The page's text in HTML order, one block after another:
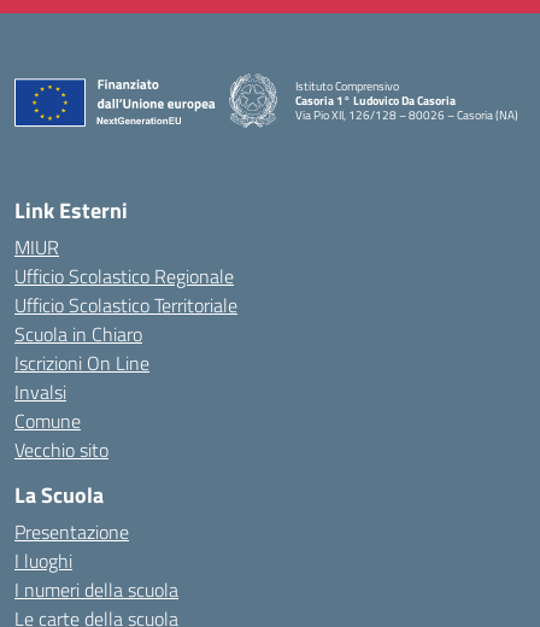
Istituto Comprensivo
Casoria 1° Ludovico Da Casoria
Via Pio XII, 126/128 – 80026 – Casoria (NA)
Link Esterni
MIUR
Ufficio Scolastico Regionale
Ufficio Scolastico Territoriale
Scuola in Chiaro
Iscrizioni On Line
Invalsi
Comune
Vecchio sito
La Scuola
Presentazione
I luoghi
I numeri della scuola
Le carte della scuola